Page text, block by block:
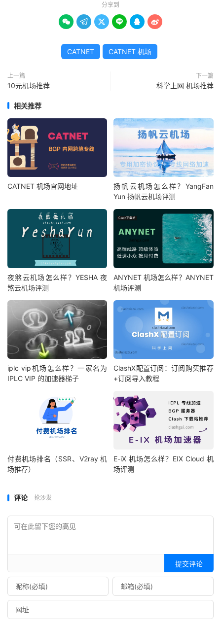
分享到
     
CATNET CATNET 机场
上一篇
10元机场推荐
下一篇
科学上网 机场推荐
相关推荐
CATNET 机场官网地址
扬帆云机场怎么样？YangFan
Yun 扬帆云机场评测
夜煞云机场怎么样？YESHA 夜
煞云机场评测
ANYNET 机场怎么样？ANYNET
机场评测
iplc vip机场怎么样？一家名为
IPLC VIP 的加速器梯子
ClashX配置订阅：订阅购买推荐
+订阅导入教程
付费机场排名（SSR、V2ray 机
场推荐）
E-iX 机场怎么样？EIX Cloud 机
场评测
评论 抢沙发
提交评论